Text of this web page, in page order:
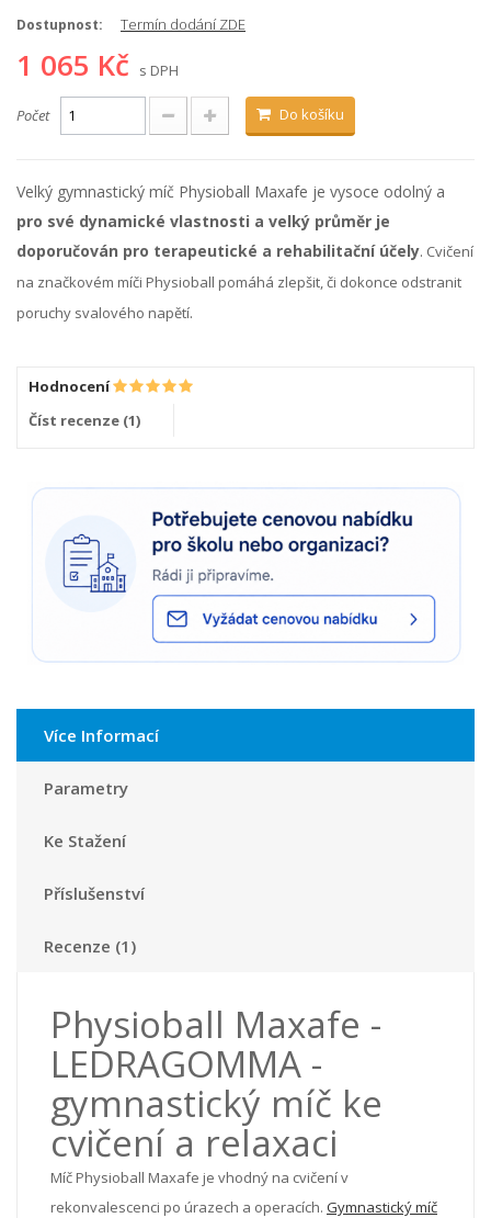
Dostupnost: Termín dodání ZDE
1 065 Kč s DPH
Počet Do košíku
Velký gymnastický míč Physioball Maxafe je vysoce odolný a
pro své dynamické vlastnosti a velký průměr je
doporučován pro terapeutické a rehabilitační účely. Cvičení
na značkovém míči Physioball pomáhá zlepšit, či dokonce odstranit
poruchy svalového napětí.
Hodnocení
Číst recenze (1)
Více Informací
Parametry
Ke Stažení
Příslušenství
Recenze (1)
Physioball Maxafe -
LEDRAGOMMA -
gymnastický míč ke
cvičení a relaxaci
Míč Physioball Maxafe je vhodný na cvičení v
rekonvalescenci po úrazech a operacích. Gymnastický míč